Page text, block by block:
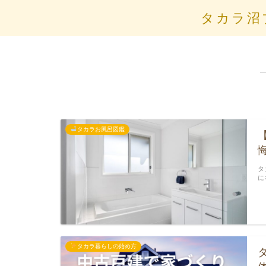
タカラ
タカラお風呂図鑑
タカラ暮らしの始め方